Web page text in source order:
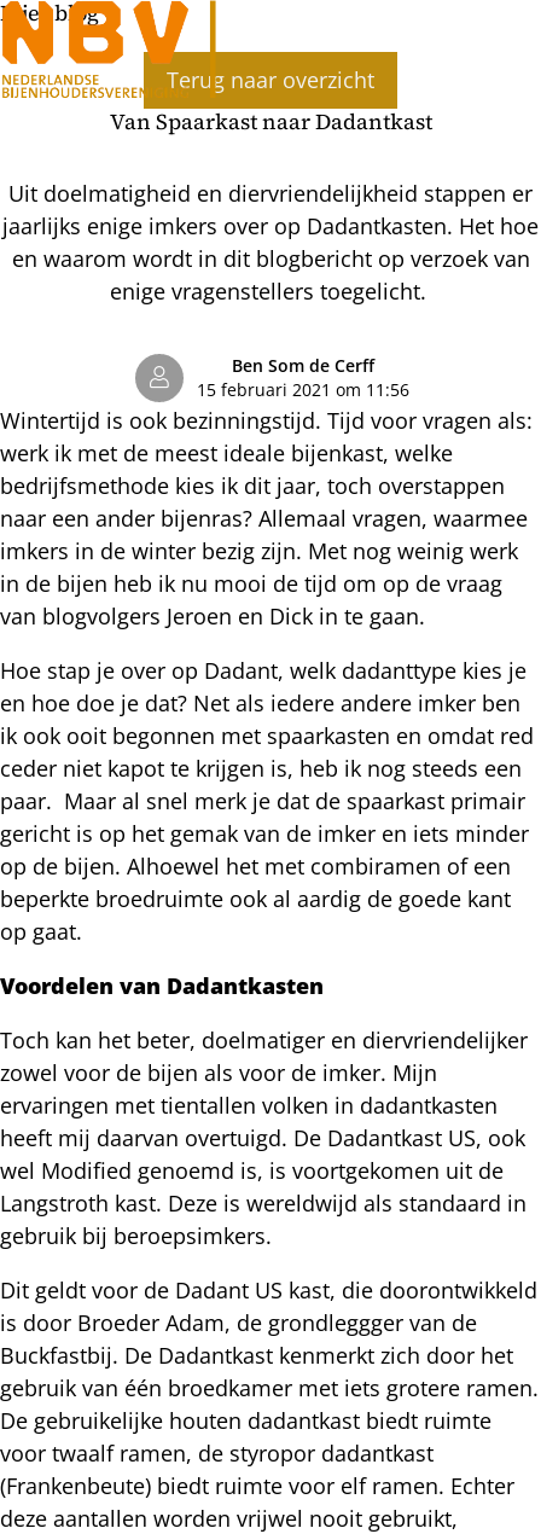
Bijenblog
Terug naar overzicht
Van Spaarkast naar Dadantkast
Uit doelmatigheid en diervriendelijkheid stappen er
jaarlijks enige imkers over op Dadantkasten. Het hoe
en waarom wordt in dit blogbericht op verzoek van
enige vragenstellers toegelicht.
Ben Som de Cerff
15 februari 2021 om 11:56
Wintertijd is ook bezinningstijd. Tijd voor vragen als:
werk ik met de meest ideale bijenkast, welke
bedrijfsmethode kies ik dit jaar, toch overstappen
naar een ander bijenras? Allemaal vragen, waarmee
imkers in de winter bezig zijn. Met nog weinig werk
in de bijen heb ik nu mooi de tijd om op de vraag
van blogvolgers Jeroen en Dick in te gaan.
Hoe stap je over op Dadant, welk dadanttype kies je
en hoe doe je dat? Net als iedere andere imker ben
ik ook ooit begonnen met spaarkasten en omdat red
ceder niet kapot te krijgen is, heb ik nog steeds een
paar. Maar al snel merk je dat de spaarkast primair
gericht is op het gemak van de imker en iets minder
op de bijen. Alhoewel het met combiramen of een
beperkte broedruimte ook al aardig de goede kant
op gaat.
Voordelen van Dadantkasten
Toch kan het beter, doelmatiger en diervriendelijker
zowel voor de bijen als voor de imker. Mijn
ervaringen met tientallen volken in dadantkasten
heeft mij daarvan overtuigd. De Dadantkast US, ook
wel Modified genoemd is, is voortgekomen uit de
Langstroth kast. Deze is wereldwijd als standaard in
gebruik bij beroepsimkers.
Dit geldt voor de Dadant US kast, die doorontwikkeld
is door Broeder Adam, de grondleggger van de
Buckfastbij. De Dadantkast kenmerkt zich door het
gebruik van één broedkamer met iets grotere ramen.
De gebruikelijke houten dadantkast biedt ruimte
voor twaalf ramen, de styropor dadantkast
(Frankenbeute) biedt ruimte voor elf ramen. Echter
deze aantallen worden vrijwel nooit gebruikt,